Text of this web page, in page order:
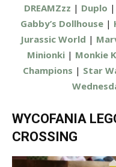
DREAMZzz | Duplo |
Gabby’s Dollhouse|
Jurassic World |
Minionki| Monkie
Champions | Star
WYCOFANIA
CROSSING